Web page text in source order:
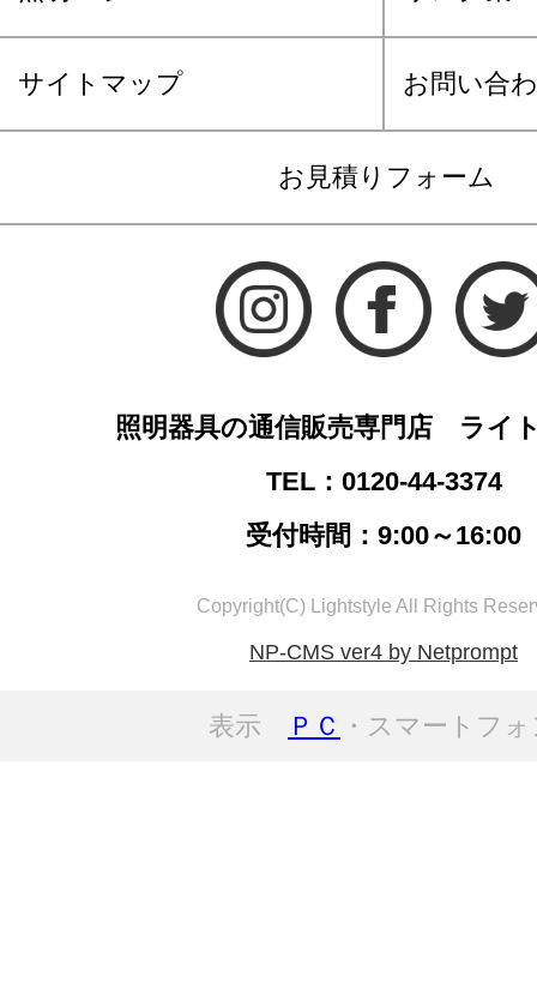
サイトマップ お問い合
お見積りフォーム
照明器具の通信販売専門店 ライ
TEL：0120-44-3374
受付時間：9:00～16:00
Copyright(C) Lightstyle All Rights
NP-CMS ver4 by Netprompt
表示 ＰＣ ・スマートフ